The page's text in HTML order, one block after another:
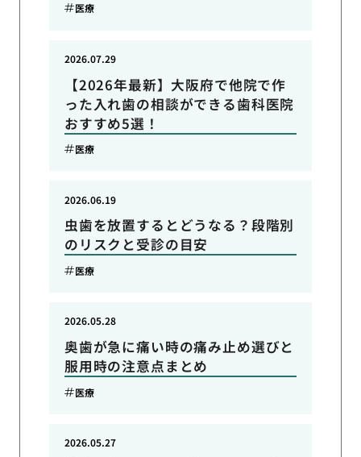
医療
【2026年最新】大阪府で他院で作
った入れ歯の相談ができる歯科医院
おすすめ5選！
2026.07.29
医療
虫歯を放置するとどうなる？段階別
のリスクと受診の目安
2026.06.19
医療
奥歯が急に痛い時の痛み止め選びと
服用時の注意点まとめ
2026.05.28
医療
2026.05.27